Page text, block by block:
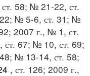
58; № 21-22, ст.
№ 5-6, ст. 31; №
2007 г., № 1, ст.
67; № 10, ст. 69;
№ 13-14, ст. 58;
, ст. 126; 2009 г.,